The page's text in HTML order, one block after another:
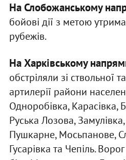
На Слобожанському
бойові дії з метою
рубежів.
На Харківському
обстріляли зі ствольної
артилерії райони
Одноробівка, Карасівка,
Руська Лозова, Замулівка,
Пушкарне, Мосьпанове,
Гусарівка та Чепіль.